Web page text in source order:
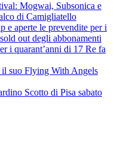
Mogwai, Subsonica e
di Camigliatello
e aperte le prevendite per i
out degli abbonamenti
i quarant’anni di 17 Re fa
il suo Flying With Angels
Scotto di Pisa sabato